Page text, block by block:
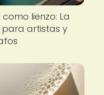
lienzo: La
artistas y